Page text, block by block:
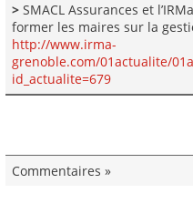
>SMACL Assurances et
former les maires sur la
http://www.irma-
grenoble.com/01actualite/
id_actualite=679
Commentaires »